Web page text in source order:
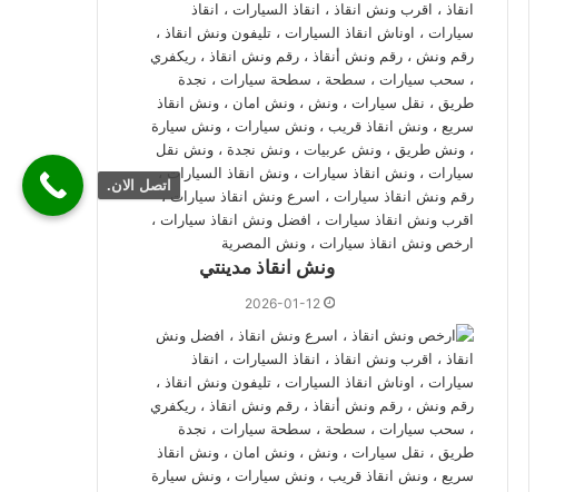
ونش انقاذ مدينتي
2026-01-12
اتصل الان.